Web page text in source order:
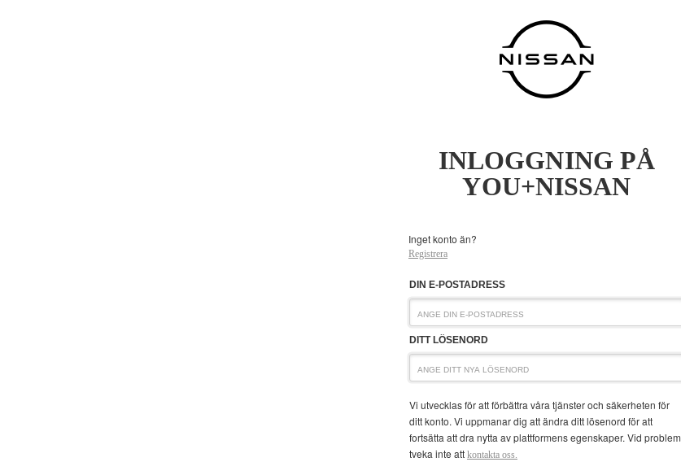
INLOGGNING PÅ
YOU+NISSAN
Inget konto än?
Registrera
DIN E-POSTADRESS
DITT LÖSENORD
Vi utvecklas för att förbättra våra tjänster och säkerheten för
ditt konto. Vi uppmanar dig att ändra ditt lösenord för att
fortsätta att dra nytta av plattformens egenskaper. Vid problem
tveka inte att kontakta oss.